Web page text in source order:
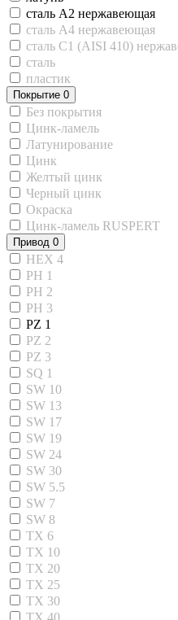
сталь A2 нержавеющая
сталь A4 нержавеющая
сталь C1 (AISI 410)
сталь
пластик
Покрытие 0
Без покрытия
Цинк-ламель
Латунирование
Цинк
Желтый цинк
Черный цинк
Окраска
Цинк-ламель RUSPERT
Привод 0
HEX 4
PH 1
PH 2
PH 3
PZ 1
PZ 2
PZ 3
SQ 1
SW 10
SW 13
SW 17
SW 19
SW 24
SW 30
SW 5.5
SW 7
SW 8
TX 6
TX 10
TX 20
TX 25
TX 30
TX 40